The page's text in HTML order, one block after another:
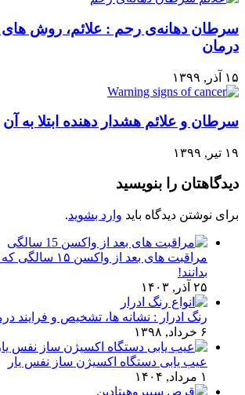
سرطان دهانه‌ی رحم : علائم، روش
درمان
۱۵ آذر, ۱۳۹۹
سرطان و علائم هشدار دهنده ابتلا به آن
۱۹ تیر, ۱۳۹۹
دیدگاهتان را بنویسید
برای نوشتن دیدگاه باید وارد بشوید.
مراقبت های بعد از
بدانند!
۲۵ آذر, ۱۴۰۳
رنگ ادرار : نشانه ها، تشخیص و فرایند
۶ خرداد, ۱۳۹۸
عیب یابی دستگاه اکسیژن ساز نفس یار
۱ مرداد, ۱۴۰۴